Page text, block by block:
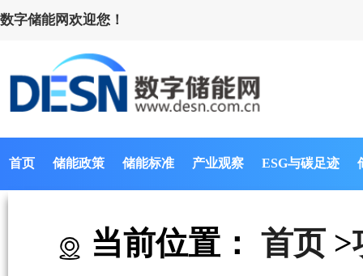
数字储能网欢迎您！
首页 储能政策 储能标准 产业观察 ESG与碳足迹
当前位置： 首页 >